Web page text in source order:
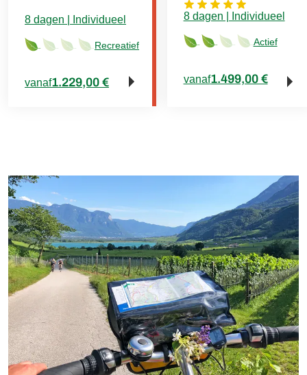
Recreatief
8 dagen | Individueel
vanaf1.229,00 €
Actief
8 dagen | Individueel
vanaf1.499,00 €